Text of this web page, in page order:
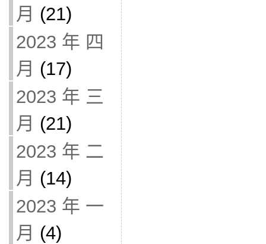
月 (21)
2023 年 四
月 (17)
2023 年 三
月 (21)
2023 年 二
月 (14)
2023 年 一
月 (4)